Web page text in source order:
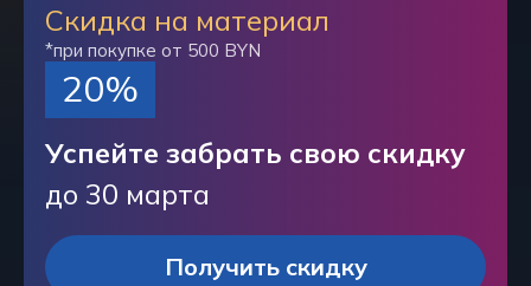
Скидка на материал
*при покупке от 500 BYN
20%
Успейте забрать свою скидку
до 30 марта
Получить скидку